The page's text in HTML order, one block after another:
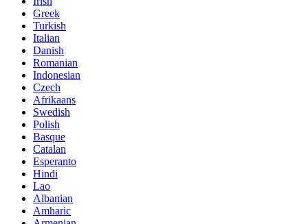
Greek
Turkish
Italian
Danish
Romanian
Indonesian
Czech
Afrikaans
Swedish
Polish
Basque
Catalan
Esperanto
Hindi
Lao
Albanian
Amharic